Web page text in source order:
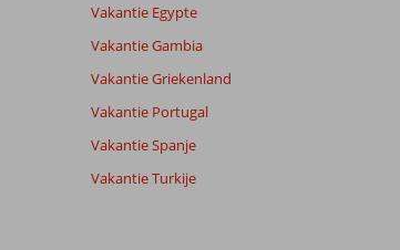
klanten
8,0
Cornelialouise
Costa
Calma:
Heerlijke
Algemene indruk
Ligging
Service
Prijs/kwaliteit
Vakantie Egypte
Vakantie Gambia
Vakantie Griekenland
Vakantie Portugal
Vakantie Spanje
Vakantie Turkije